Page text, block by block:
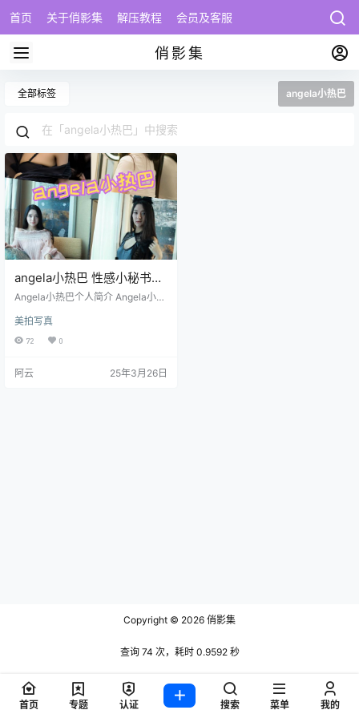
首页 关于俏影集 解压教程 会员及客服
俏影集
全部标签 angela小热巴
angela小热巴 性感小秘书写
真套图合集下载
Angela小热巴个人简介 Angela小热
于微博和多个社交平台的知名模特
和Cosplay博主。她的外貌以清新脱
ay领域，她的作品深受年轻人喜
美拍写真
72 0
阿云 25年3月26日
Copyright © 2026 俏影集
查询 74 次，耗时 0.9592 秒
首页 专题 认证 搜索 菜单 我的